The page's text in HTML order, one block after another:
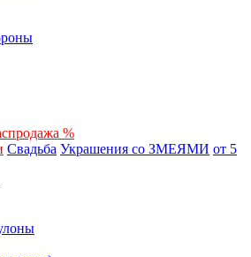
%
Свадьба Украшения со ЗМЕЯМИ от 5